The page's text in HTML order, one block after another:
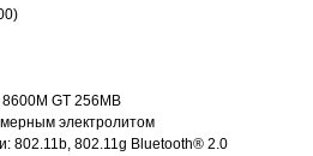
GT 256MB
электролитом
802.11b, 802.11g Bluetooth® 2.0